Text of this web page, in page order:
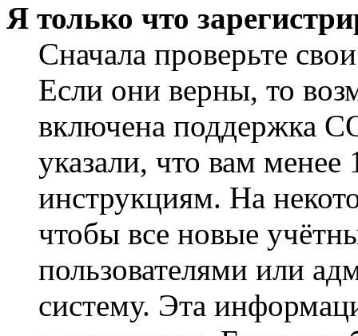
Я только что
Сначала проверьте
Если они верны, то
включена поддержка
указали, что вам
инструкциям. На
чтобы все новые
пользователями или
систему. Эта